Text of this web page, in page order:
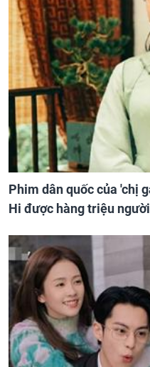
Phim dân quốc của 'chị
Hi được hàng triệu